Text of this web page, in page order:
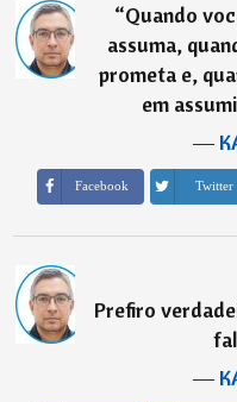
“Quando
assuma,
prometa e,
em
―
Facebook Twitter
Prefiro
―